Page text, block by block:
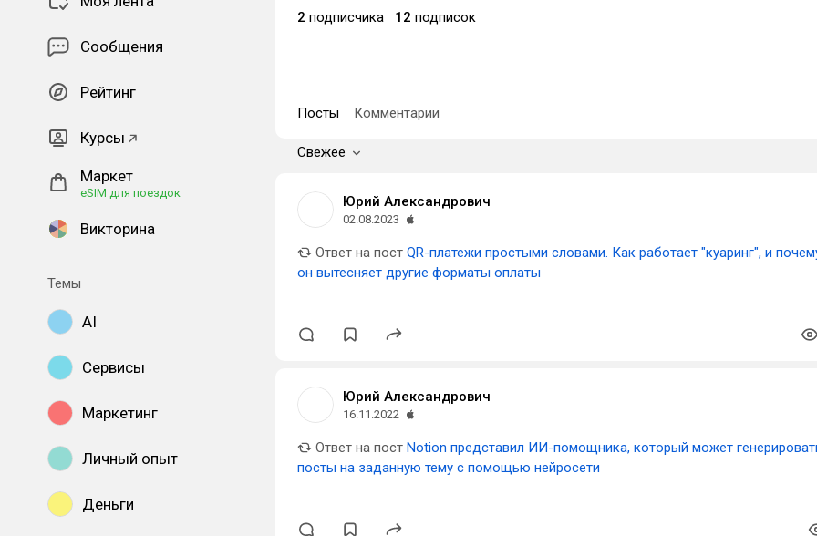
Сообщения
Рейтинг
Курсы
Маркет
eSIM для поездок
Викторина
Темы
AI
Сервисы
Маркетинг
Личный опыт
Деньги
2 подписчика 12 подписок
Посты Комментарии
Свежее
Юрий Александрович
02.08.2023
Ответ на пост QR-платежи простыми словами. Как работает "куаринг", и
он вытесняет другие форматы оплаты
Юрий Александрович
16.11.2022
Ответ на пост Notion представил ИИ-помощника, который может
посты на заданную тему с помощью нейросети